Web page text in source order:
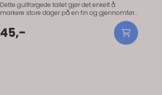
Dette gullfargede tallet gjør det enkelt å
markere store dager på en fin og gjennomført
vil ha en liten detalj som faktisk synes. Tallet
har en glitrende overflate som fanger lyset og
45,-